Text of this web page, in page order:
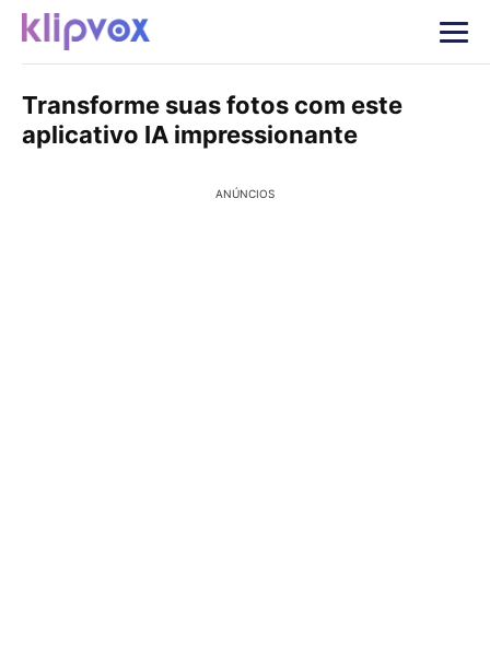
Transforme suas fotos com este
aplicativo IA impressionante
ANÚNCIOS